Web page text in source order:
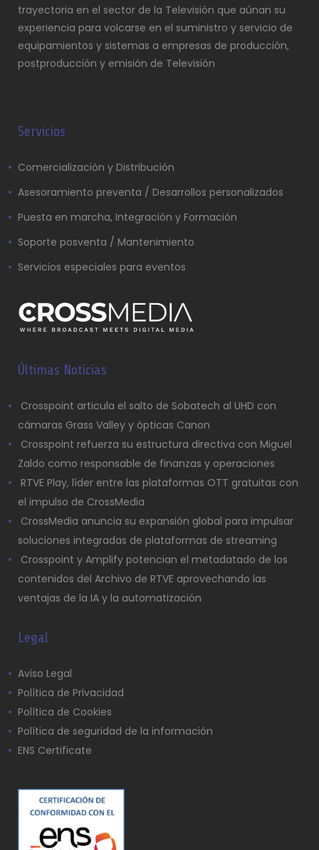
trayectoria en el sector de la Televisión que aúnan su
experiencia para volcarse en el suministro y servicio de
equipamientos y sistemas a empresas de producción,
postproducción y emisión de Televisión
Servicios
Comercialización y Distribución
Asesoramiento preventa / Desarrollos personalizados
Puesta en marcha, Integración y Formación
Soporte posventa / Mantenimiento
Servicios especiales para eventos
Últimas Noticias
Crosspoint articula el salto de Sobatech al UHD con
cámaras Grass Valley y ópticas Canon
Crosspoint refuerza su estructura directiva con Miguel
Zaldo como responsable de finanzas y operaciones
RTVE Play, líder entre las plataformas OTT gratuitas con
el impulso de CrossMedia
CrossMedia anuncia su expansión global para impulsar
soluciones integradas de plataformas de streaming
Crosspoint y Amplify potencian el metadatado de los
contenidos del Archivo de RTVE aprovechando las
ventajas de la IA y la automatización
Legal
Aviso Legal
Política de Privacidad
Política de Cookies
Política de seguridad de la información
ENS Certificate